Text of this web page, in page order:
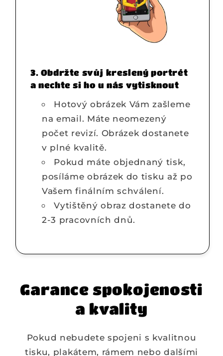
3. Obdržte svůj kreslený portrét
a nechte si ho u nás vytisknout
Hotový obrázek Vám zašleme
na email. Máte neomezený
počet revizí. Obrázek dostanete
v plné kvalitě.
Pokud máte objednaný tisk,
posíláme obrázek do tisku až po
Vašem finálním schválení.
Vytištěný obraz dostanete do
2-3 pracovních dnů.
Garance spokojenosti
a kvality
Pokud nebudete spojeni s kvalitnou
tisku, plakátem, rámem nebo dalšími